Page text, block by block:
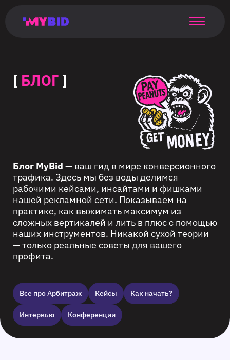
таргетинг
страница
targeting
monetization
[ БЛОГ ]
Блог MyBid — ваш гид в мире конверсионного
трафика. Здесь мы без воды делимся
рабочими кейсами, инсайтами и фишками
нашей рекламной сети. Показываем на
практике, как выжимать максимум из
сложных вертикалей и лить в плюс с помощью
наших инструментов. Никакой сухой теории
— только реальные советы для вашего
профита.
Все про Арбитраж Кейсы Как начать?
Интервью Конференции